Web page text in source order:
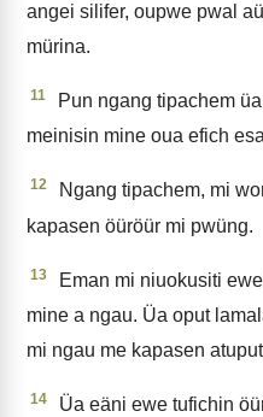
angei silifer, oupwe pwal
mürina.
11
Pun ngang tipachem
meinisin mine oua efich
12
Ngang tipachem, mi
kapasen öüröür mi pwüng.
13
Eman mi niuokusiti
mine a ngau. Üa oput
mi ngau me kapasen
14
Üa eäni ewe tufichin